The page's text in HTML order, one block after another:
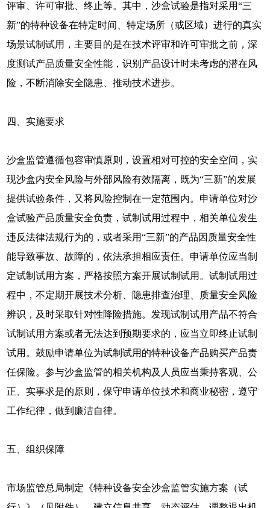
评审、许可审批、终止等。其中，沙盒试验是指对采用“三
新”的特种设备在特定时间、特定场所（或区域）进行的真实
场景试制试用，主要目的是在技术评审和许可审批之前，深
度测试产品质量安全性能，识别产品设计时未考虑的潜在风
险，不断消除安全隐患、推动技术进步。
四、实施要求
沙盒监管遵循包容审慎原则，设置相对可控的安全空间，实
现沙盒内安全风险与外部风险有效隔离，既为“三新”的发展
提供试验条件，又将风险控制在一定范围内。申请单位对沙
盒试验产品质量安全负责，试制试用过程中，相关单位发生
违反法律法规行为的，或者采用“三新”的产品因质量安全性
能导致事故、故障的，依法承担相应责任。申请单位应当制
定试制试用方案，严格按照方案开展试制试用。试制试用过
程中，不定期开展技术分析、隐患排查治理、质量安全风险
辨识，及时采取针对性降险措施。发现试制试用产品不符合
试制试用方案或者无法达到预期要求的，应当立即终止试制
试用。鼓励申请单位为试制试用的特种设备产品购买产品责
任保险。参与沙盒监管的相关机构及人员应当秉持客观、公
正、实事求是的原则，保守申请单位技术和商业秘密，遵守
工作纪律，做到廉洁自律。
五、组织保障
市场监管总局制定《特种设备安全沙盒监管实施方案（试